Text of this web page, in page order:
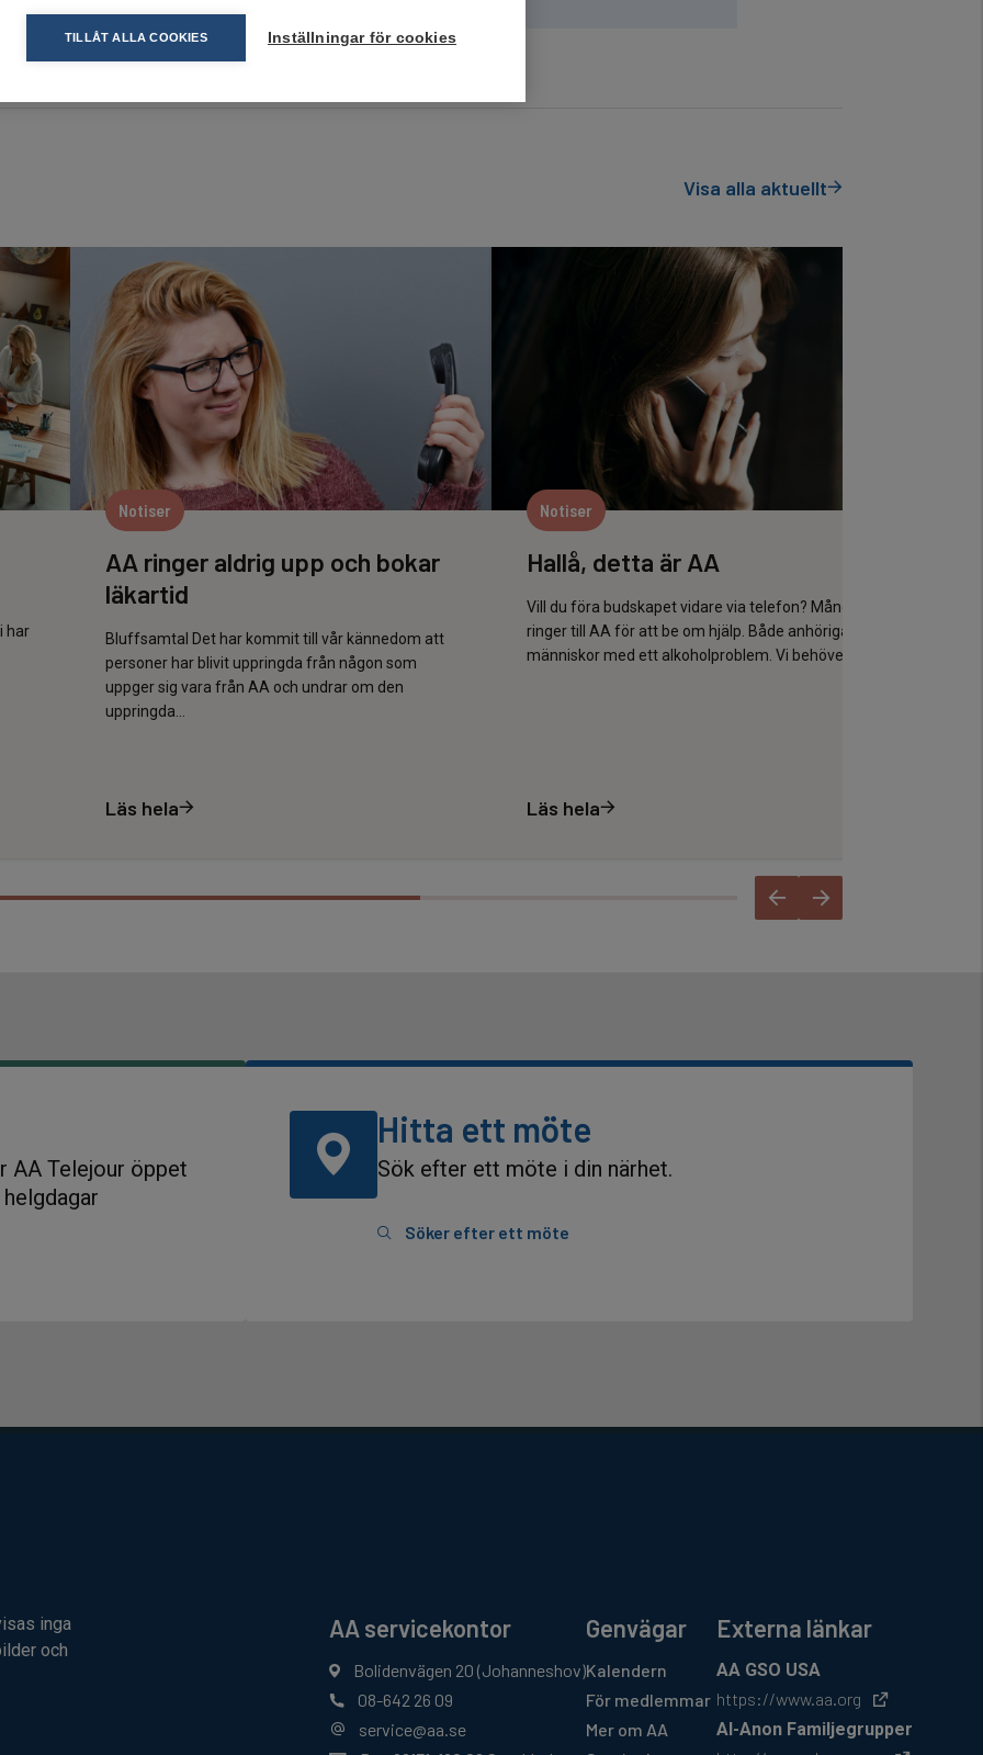
Visa alla aktuellt
har
Notiser
AA ringer aldrig upp och bokar
läkartid
Bluffsamtal Det har kommit till vår kännedom att
personer har blivit uppringda från någon som
uppger sig vara från AA och undrar om den
uppringda...
Läs hela
Notiser
Hallå, detta är AA
Vill du föra budskapet vidare via telefon? Många
ringer till AA för att be om hjälp. Både anhöriga och
människor med ett alkoholproblem. Vi behöver...
Läs hela
AA Telejour öppet
Hitta ett möte
Sök efter ett möte i din närhet.
Söker efter ett möte
inga
och
AA servicekontor
Bolidenvägen 20 (Johanneshov)
08-642 26 09
service@aa.se
Genvägar
Kalendern
För medlemmar
Mer om AA
Externa länkar
AA GSO USA
https://www.aa.org
Al-Anon Familjegrupper
TILLÅT ALLA COOKIES Inställningar för cookies